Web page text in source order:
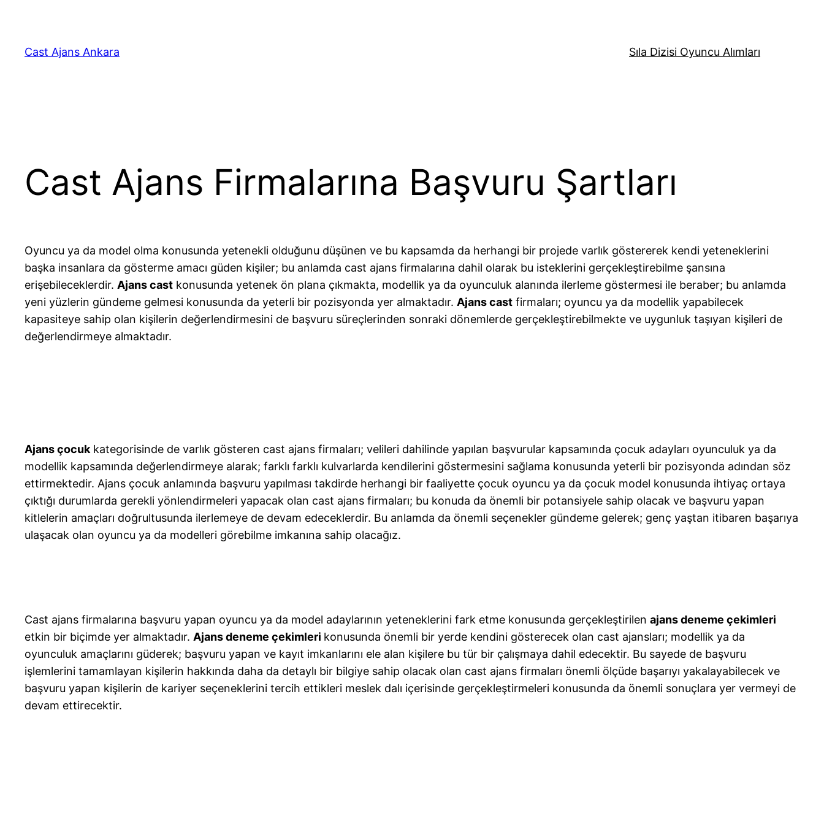
Cast Ajans Ankara
Sıla Dizisi Oyuncu Alımları
Cast Ajans Firmalarına Başvuru Şartları
Oyuncu ya da model olma konusunda yetenekli olduğunu düşünen ve bu kapsamda da herhangi bir projede varlık göstererek kendi yeteneklerini
başka insanlara da gösterme amacı güden kişiler; bu anlamda cast ajans firmalarına dahil olarak bu isteklerini gerçekleştirebilme şansına
erişebileceklerdir. Ajans cast konusunda yetenek ön plana çıkmakta, modellik ya da oyunculuk alanında ilerleme göstermesi ile beraber; bu anlamda
yeni yüzlerin gündeme gelmesi konusunda da yeterli bir pozisyonda yer almaktadır. Ajans cast firmaları; oyuncu ya da modellik yapabilecek
kapasiteye sahip olan kişilerin değerlendirmesini de başvuru süreçlerinden sonraki dönemlerde gerçekleştirebilmekte ve uygunluk taşıyan kişileri de
değerlendirmeye almaktadır.
Ajans çocukkategorisinde de varlık gösteren cast ajans firmaları; velileri dahilinde yapılan başvurular kapsamında çocuk adayları oyunculuk ya da
modellik kapsamında değerlendirmeye alarak; farklı farklı kulvarlarda kendilerini göstermesini sağlama konusunda yeterli bir pozisyonda adından söz
ettirmektedir. Ajans çocuk anlamında başvuru yapılması takdirde herhangi bir faaliyette çocuk oyuncu ya da çocuk model konusunda ihtiyaç ortaya
çıktığı durumlarda gerekli yönlendirmeleri yapacak olan cast ajans firmaları; bu konuda da önemli bir potansiyele sahip olacak ve başvuru yapan
kitlelerin amaçları doğrultusunda ilerlemeye de devam edeceklerdir. Bu anlamda da önemli seçenekler gündeme gelerek; genç yaştan itibaren başarıya
ulaşacak olan oyuncu ya da modelleri görebilme imkanına sahip olacağız.
Cast ajans firmalarına başvuru yapan oyuncu ya da model adaylarının yeteneklerini fark etme konusunda gerçekleştirilen ajans deneme çekimleri
etkin bir biçimde yer almaktadır. Ajans deneme çekimleri konusunda önemli bir yerde kendini gösterecek olan cast ajansları; modellik ya da
oyunculuk amaçlarını güderek; başvuru yapan ve kayıt imkanlarını ele alan kişilere bu tür bir çalışmaya dahil edecektir. Bu sayede de başvuru
işlemlerini tamamlayan kişilerin hakkında daha da detaylı bir bilgiye sahip olacak olan cast ajans firmaları önemli ölçüde başarıyı yakalayabilecek ve
başvuru yapan kişilerin de kariyer seçeneklerini tercih ettikleri meslek dalı içerisinde gerçekleştirmeleri konusunda da önemli sonuçlara yer vermeyi de
devam ettirecektir.